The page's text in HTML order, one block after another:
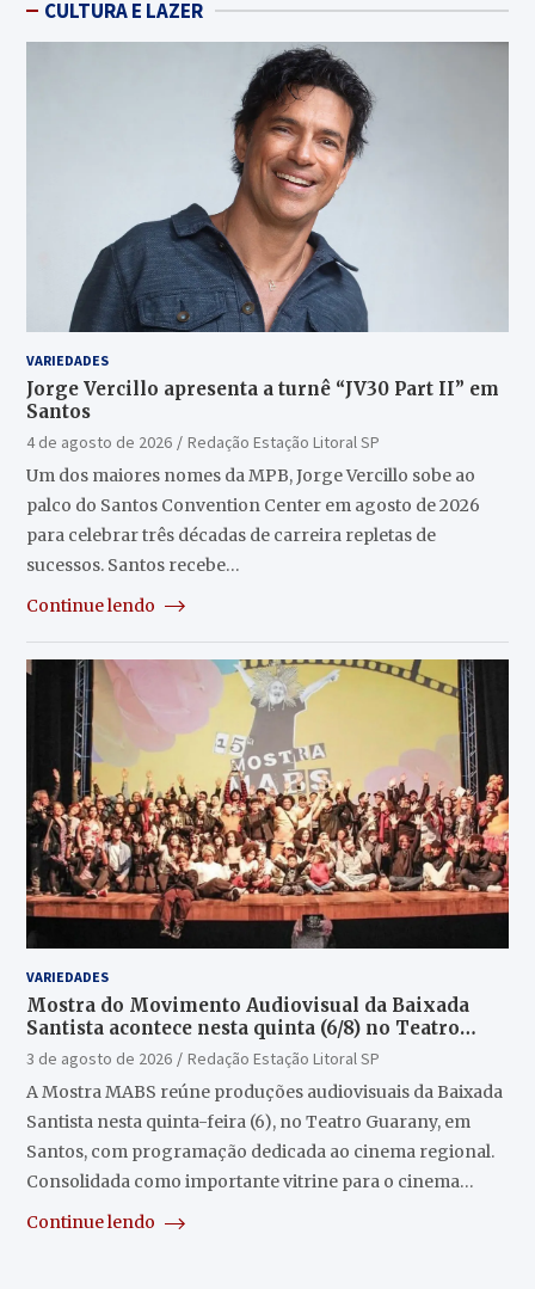
CULTURA E LAZER
VARIEDADES
Jorge Vercillo apresenta a turnê “JV30 Part II” em
Santos
4 de agosto de 2026
Redação Estação Litoral SP
Um dos maiores nomes da MPB, Jorge Vercillo sobe ao
palco do Santos Convention Center em agosto de 2026
para celebrar três décadas de carreira repletas de
sucessos. Santos recebe…
Continue lendo
VARIEDADES
Mostra do Movimento Audiovisual da Baixada
Santista acontece nesta quinta (6/8) no Teatro
Guarany
3 de agosto de 2026
Redação Estação Litoral SP
A Mostra MABS reúne produções audiovisuais da Baixada
Santista nesta quinta-feira (6), no Teatro Guarany, em
Santos, com programação dedicada ao cinema regional.
Consolidada como importante vitrine para o cinema…
Continue lendo